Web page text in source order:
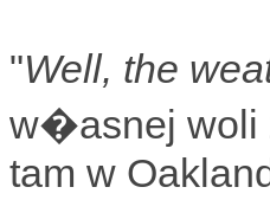
"Well, the
w�asnej woli
tam w